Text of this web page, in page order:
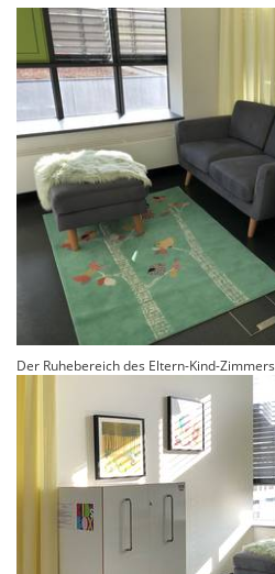
Der Ruhebereich des Eltern-Kind-Zimmers